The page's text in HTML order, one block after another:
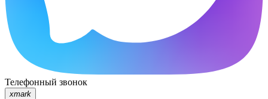
Телефонный звонок
xmark